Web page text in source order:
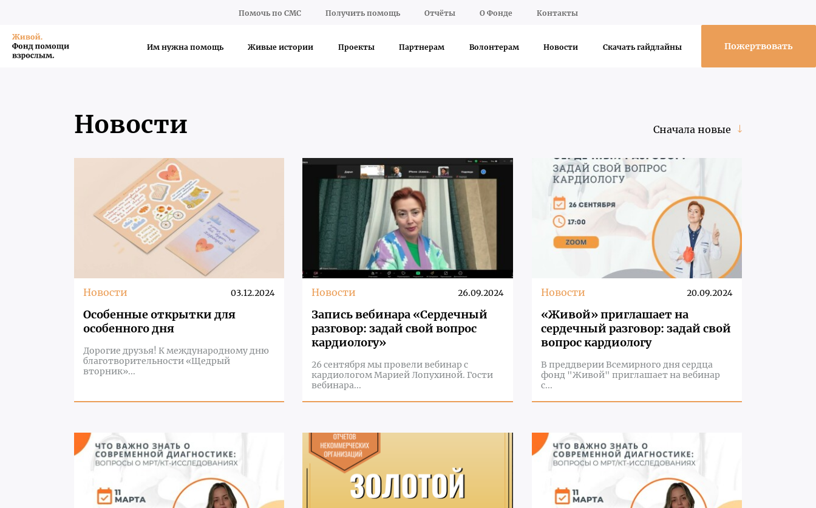
Помочь по СМС Получить помощь Отчёты О Фонде Контакты
Им нужна помощь Живые истории Проекты Партнерам Волонтерам Новости Скачать гайдлайны Пожертвовать
Новости Сначала новые
Новости 03.12.2024
Особенные открытки для
особенного дня
Дорогие друзья! К международному дню
благотворительности «Щедрый
вторник»...
Новости 26.09.2024
Запись вебинара «Сердечный
разговор: задай свой вопрос
кардиологу»
26 сентября мы провели вебинар c
кардиологом Марией Лопухиной. Гости
вебинара...
Новости 20.09.2024
«Живой» приглашает на
сердечный разговор: задай свой
вопрос кардиологу
В преддверии Всемирного дня сердца
фонд "Живой" приглашает на вебинар
с...